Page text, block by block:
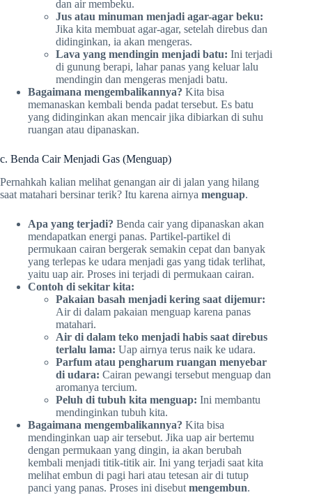
dan air membeku.
Jus atau minuman menjadi agar-agar beku:
Jika kita membuat agar-agar, setelah direbus dan
didinginkan, ia akan mengeras.
Lava yang mendingin menjadi batu: Ini terjadi
di gunung berapi, lahar panas yang keluar lalu
mendingin dan mengeras menjadi batu.
Bagaimana mengembalikannya? Kita bisa
memanaskan kembali benda padat tersebut. Es batu
yang didinginkan akan mencair jika dibiarkan di suhu
ruangan atau dipanaskan.
c. Benda Cair Menjadi Gas (Menguap)
Pernahkah kalian melihat genangan air di jalan yang hilang
saat matahari bersinar terik? Itu karena airnya menguap.
Apa yang terjadi? Benda cair yang dipanaskan akan
mendapatkan energi panas. Partikel-partikel di
permukaan cairan bergerak semakin cepat dan banyak
yang terlepas ke udara menjadi gas yang tidak terlihat,
yaitu uap air. Proses ini terjadi di permukaan cairan.
Contoh di sekitar kita:
Pakaian basah menjadi kering saat dijemur:
Air di dalam pakaian menguap karena panas
matahari.
Air di dalam teko menjadi habis saat direbus
terlalu lama: Uap airnya terus naik ke udara.
Parfum atau pengharum ruangan menyebar
di udara: Cairan pewangi tersebut menguap dan
aromanya tercium.
Peluh di tubuh kita menguap: Ini membantu
mendinginkan tubuh kita.
Bagaimana mengembalikannya? Kita bisa
mendinginkan uap air tersebut. Jika uap air bertemu
dengan permukaan yang dingin, ia akan berubah
kembali menjadi titik-titik air. Ini yang terjadi saat kita
melihat embun di pagi hari atau tetesan air di tutup
panci yang panas. Proses ini disebut mengembun.